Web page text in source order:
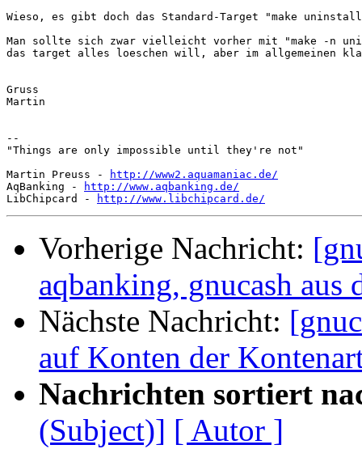
Wieso, es gibt doch das Standard-Target "make
Man sollte sich zwar vielleicht vorher mit "make -n
das target alles loeschen will, aber im allgemeinen
Gruss
Martin
--
"Things are only impossible until they're not"
Martin Preuss -
http://www2.aquamaniac.de/
AqBanking -
http://www.aqbanking.de/
LibChipcard -
http://www.libchipcard.de/
Vorherige Nachricht:
aqbanking, gnucash aus
Nächste Nachricht:
auf Konten der
Nachrichten sortiert
(Subject)] [ Autor ]